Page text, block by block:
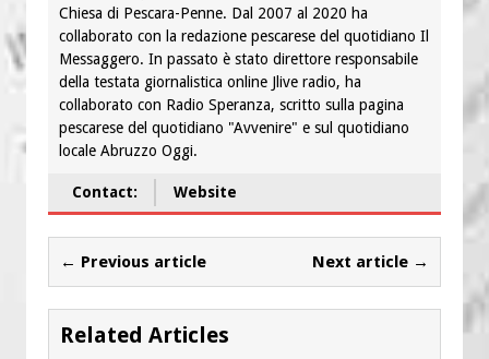
Chiesa di Pescara-Penne. Dal 2007 al 2020 ha
collaborato con la redazione pescarese del quotidiano Il
Messaggero. In passato è stato direttore responsabile
della testata giornalistica online Jlive radio, ha
collaborato con Radio Speranza, scritto sulla pagina
pescarese del quotidiano "Avvenire" e sul quotidiano
locale Abruzzo Oggi.
Contact: Website
← Previous article Next article →
Related Articles